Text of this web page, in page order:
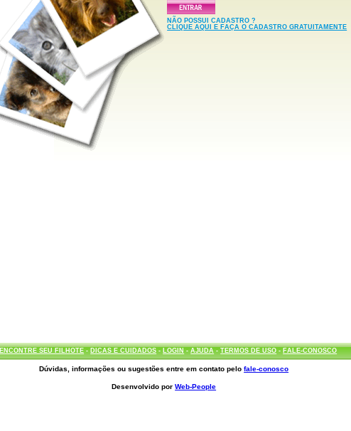
NÃO POSSUI CADASTRO ?
CLIQUE AQUI E FAÇA O CADASTRO GRATUITAMENTE
ENCONTRE SEU FILHOTE- DICAS E CUIDADOS- LOGIN-AJUDA-TERMOS DE USO- FALE-CONOSCO
Dúvidas, informações ou sugestões entre em contato pelofale-conosco
Desenvolvido porWeb-People